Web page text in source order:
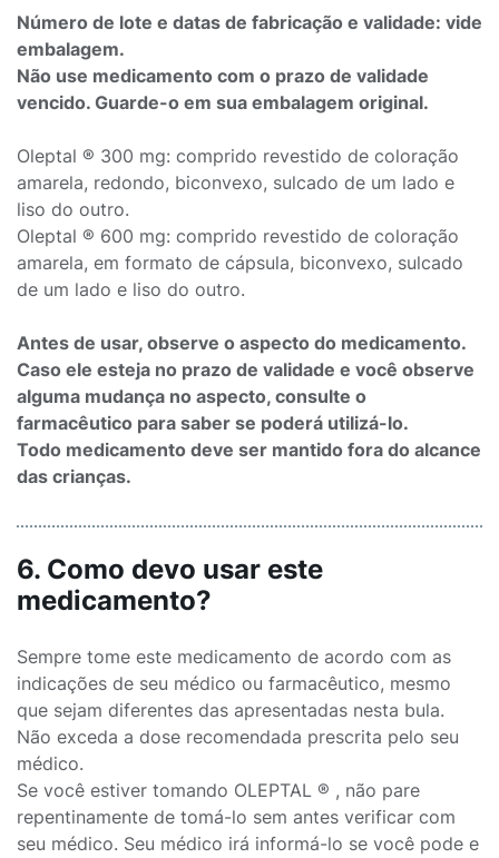
Número de lote e datas de fabricação e validade: vide
embalagem.
Não use medicamento com o prazo de validade
vencido. Guarde-o em sua embalagem original.
Oleptal ® 300 mg: comprido revestido de coloração
amarela, redondo, biconvexo, sulcado de um lado e
liso do outro.
Oleptal ® 600 mg: comprido revestido de coloração
amarela, em formato de cápsula, biconvexo, sulcado
de um lado e liso do outro.
Antes de usar, observe o aspecto do medicamento.
Caso ele esteja no prazo de validade e você observe
alguma mudança no aspecto, consulte o
farmacêutico para saber se poderá utilizá-lo.
Todo medicamento deve ser mantido fora do alcance
das crianças.
6. Como devo usar este
medicamento?
Sempre tome este medicamento de acordo com as
indicações de seu médico ou farmacêutico, mesmo
que sejam diferentes das apresentadas nesta bula.
Não exceda a dose recomendada prescrita pelo seu
médico.
Se você estiver tomando OLEPTAL ® , não pare
repentinamente de tomá-lo sem antes verificar com
seu médico. Seu médico irá informá-lo se você pode e